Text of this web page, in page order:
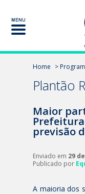
Home >
Plantão
Maior
previsão
Enviado em 29
Publicado por
A maioria dos